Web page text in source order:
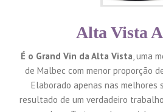
Alta Vista
É o Grand Vin da Alta Vista , uma
de Malbec com menor proporção
Elaborado apenas nas
resultado de um verdadeiro